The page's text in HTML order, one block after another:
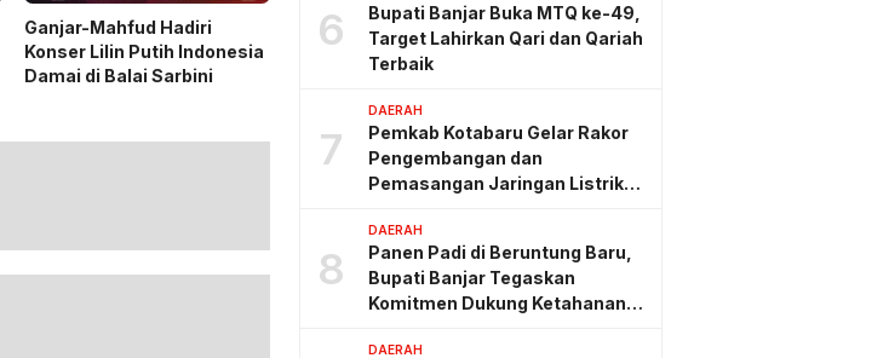
Ganjar-Mahfud Hadiri
Konser Lilin Putih Indonesia
Damai di Balai Sarbini
6
Bupati Banjar Buka MTQ ke-49,
Target Lahirkan Qari dan Qariah
Terbaik
7
DAERAH
Pemkab Kotabaru Gelar Rakor
Pengembangan dan
Pemasangan Jaringan Listrik
8
DAERAH
Panen Padi di Beruntung Baru,
Bupati Banjar Tegaskan
Komitmen Dukung Ketahanan
DAERAH